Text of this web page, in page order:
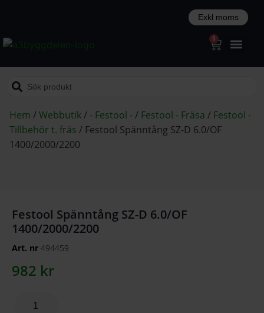
0
Hem /Webbutik/ - Festool -/ Festool - Fräsa / Festool -
Tillbehör t. fräs / Festool Spänntång SZ-D 6.0/OF
1400/2000/2200
Festool Spänntång SZ-D 6.0/OF
1400/2000/2200
Art. nr 494459
982 kr